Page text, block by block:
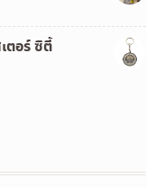
ตอร์ ซิตี้